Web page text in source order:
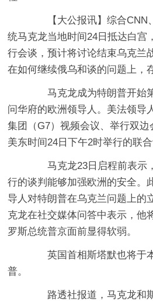
【大公报讯】综合CNN
统马克龙当地时间24日抵达白宫
行会谈，预计将讨论结束乌克兰
在如何继续俄乌和谈的问题上，
马克龙成为特朗普开始
问华府的欧洲领导人。美法领导
集团（G7）视频会议、举行双
美东时间24日下午2时举行的联合
马克龙23日启程前表示
行的谈判能够加强欧洲的安全。
导人对特朗普在乌克兰问题上的
克龙在社交媒体问答中表示，他
罗斯总统普京面前显得软弱。
英国首相斯塔默也将于
普。
路透社报道，马克龙和